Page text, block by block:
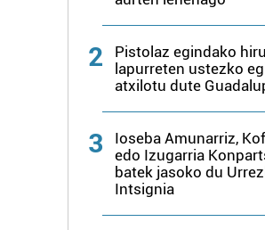
2
Pistolaz egindako hiru
lapurreten ustezko
atxilotu dute
3
Ioseba Amunarriz,
edo Izugarria
batek jasoko du
Intsignia